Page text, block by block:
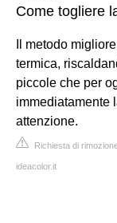
Come togliere
Il metodo
termica,
piccole che per
immediatamente
attenzione.
Richiesta di
ideacolor.it